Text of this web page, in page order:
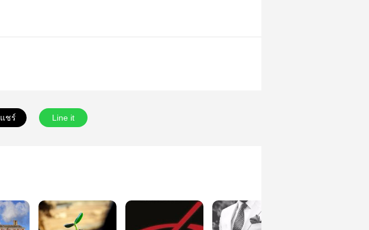
แชร์ Line it